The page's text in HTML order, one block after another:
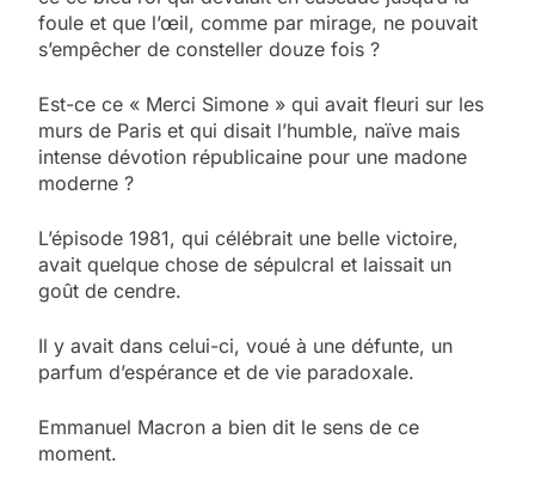
foule et que l’œil, comme par mirage, ne pouvait
s’empêcher de consteller douze fois ?
Est-ce ce « Merci Simone » qui avait fleuri sur les
murs de Paris et qui disait l’humble, naïve mais
intense dévotion républicaine pour une madone
moderne ?
L’épisode 1981, qui célébrait une belle victoire,
avait quelque chose de sépulcral et laissait un
goût de cendre.
Il y avait dans celui-ci, voué à une défunte, un
parfum d’espérance et de vie paradoxale.
Emmanuel Macron a bien dit le sens de ce
moment.